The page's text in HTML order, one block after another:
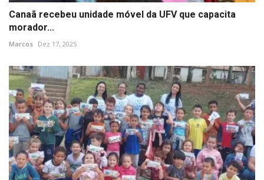
Canaã recebeu unidade móvel da UFV que capacita
morador...
Marcos Dez 17, 2025